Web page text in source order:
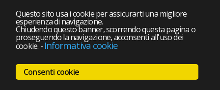
Questo sito usa i cookie per assicurarti una migliore
esperienza di navigazione.
Chiudendo questo banner, scorrendo questa pagina o
proseguendo la navigazione, acconsenti all'uso dei
cookie. - Informativa cookie
Consenti cookie